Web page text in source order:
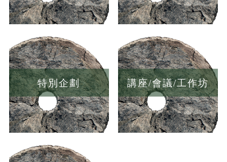
特別企劃 講座/會議/工作坊